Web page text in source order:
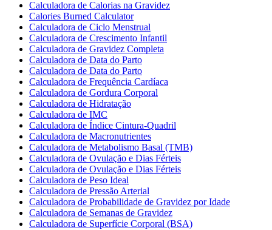
Calculadora de Calorias na Gravidez
Calories Burned Calculator
Calculadora de Ciclo Menstrual
Calculadora de Crescimento Infantil
Calculadora de Gravidez Completa
Calculadora de Data do Parto
Calculadora de Data do Parto
Calculadora de Frequência Cardíaca
Calculadora de Gordura Corporal
Calculadora de Hidratação
Calculadora de IMC
Calculadora de Índice Cintura-Quadril
Calculadora de Macronutrientes
Calculadora de Metabolismo Basal (TMB)
Calculadora de Ovulação e Dias Férteis
Calculadora de Ovulação e Dias Férteis
Calculadora de Peso Ideal
Calculadora de Pressão Arterial
Calculadora de Probabilidade de Gravidez por Idade
Calculadora de Semanas de Gravidez
Calculadora de Superfície Corporal (BSA)